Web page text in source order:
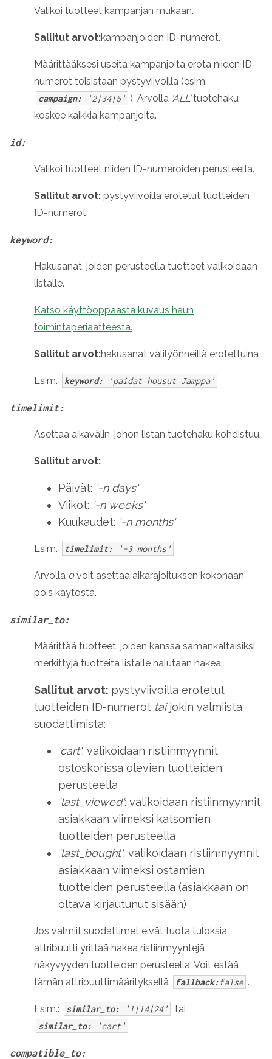
Valikoi tuotteet kampanjan mukaan.
Sallitut arvot:kampanjoiden ID-numerot.
Määrittääksesi useita kampanjoita erota niiden ID-
numerot toisistaan pystyviivoilla (esim.
campaign: '2|34|5' ). Arvolla 'ALL'tuotehaku
koskee kaikkia kampanjoita.
id:
Valikoi tuotteet niiden ID-numeroiden perusteella.
Sallitut arvot: pystyviivoilla erotetut tuotteiden
ID-numerot
keyword:
Hakusanat, joiden perusteella tuotteet valikoidaan
listalle.
Katso käyttöoppaasta kuvaus haun
toimintaperiaatteesta.
Sallitut arvot:hakusanat välilyönneillä erotettuina
Esim. keyword: 'paidat housut Jamppa'
timelimit:
Asettaa aikavälin, johon listan tuotehaku kohdistuu.
Sallitut arvot:
Päivät: '-n days'
Viikot: '-n weeks'
Kuukaudet: '-n months'
Esim. timelimit: '-3 months'
Arvolla 0voit asettaa aikarajoituksen kokonaan
pois käytöstä.
similar_to:
Määrittää tuotteet, joiden kanssa samankaltaisiksi
merkittyjä tuotteita listalle halutaan hakea.
Sallitut arvot: pystyviivoilla erotetut
tuotteiden ID-numerot taijokin valmiista
suodattimista:
'cart': valikoidaan ristiinmyynnit
ostoskorissa olevien tuotteiden
perusteella
'last_viewed': valikoidaan ristiinmyynnit
asiakkaan viimeksi katsomien
tuotteiden perusteella
'last_bought': valikoidaan ristiinmyynnit
asiakkaan viimeksi ostamien
tuotteiden perusteella (asiakkaan on
oltava kirjautunut sisään)
Jos valmiit suodattimet eivät tuota tuloksia,
attribuutti yrittää hakea ristiinmyyntejä
näkyvyyden tuotteiden perusteella. Voit estää
tämän attribuuttimäärityksellä
fallback:false .
Esim.: similar_to: '1|14|24' tai
similar_to: 'cart'
compatible_to: